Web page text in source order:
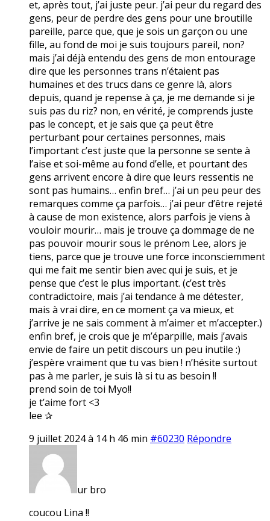
et, après tout, j’ai juste peur. j’ai peur du regard des
gens, peur de perdre des gens pour une broutille
pareille, parce que, que je sois un garçon ou une
fille, au fond de moi je suis toujours pareil, non?
mais j’ai déjà entendu des gens de mon entourage
dire que les personnes trans n’étaient pas
humaines et des trucs dans ce genre là, alors
depuis, quand je repense à ça, je me demande si je
suis pas du riz? non, en vérité, je comprends juste
pas le concept, et je sais que ça peut être
perturbant pour certaines personnes, mais
l’important c’est juste que la personne se sente à
l’aise et soi-même au fond d’elle, et pourtant des
gens arrivent encore à dire que leurs ressentis ne
sont pas humains… enfin bref… j’ai un peu peur des
remarques comme ça parfois… j’ai peur d’être rejeté
à cause de mon existence, alors parfois je viens à
vouloir mourir… mais je trouve ça dommage de ne
pas pouvoir mourir sous le prénom Lee, alors je
tiens, parce que je trouve une force inconsciemment
qui me fait me sentir bien avec qui je suis, et je
pense que c’est le plus important. (c’est très
contradictoire, mais j’ai tendance à me détester,
mais à vrai dire, en ce moment ça va mieux, et
j’arrive je ne sais comment à m’aimer et m’accepter.)
enfin bref, je crois que je m’éparpille, mais j’avais
envie de faire un petit discours un peu inutile :)
j’espère vraiment que tu vas bien ! n’hésite surtout
pas à me parler, je suis là si tu as besoin !!
prend soin de toi Myo!!
je t’aime fort <3
lee ✰
9 juillet 2024 à 14 h 46 min #60230 Répondre
ur bro
coucou Lina !!